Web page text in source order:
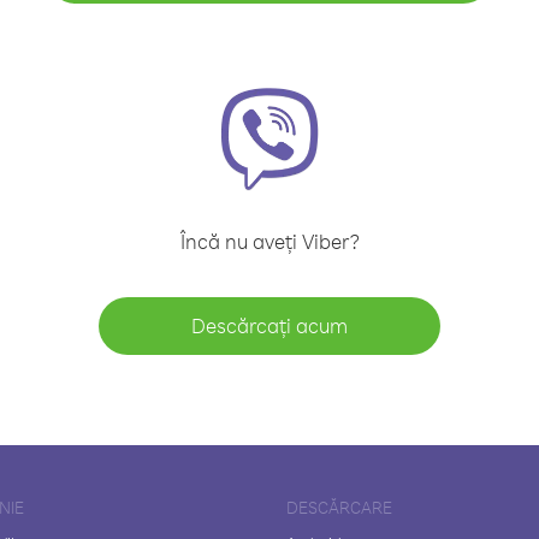
Încă nu aveți Viber?
Descărcați acum
DESCĂRCARE